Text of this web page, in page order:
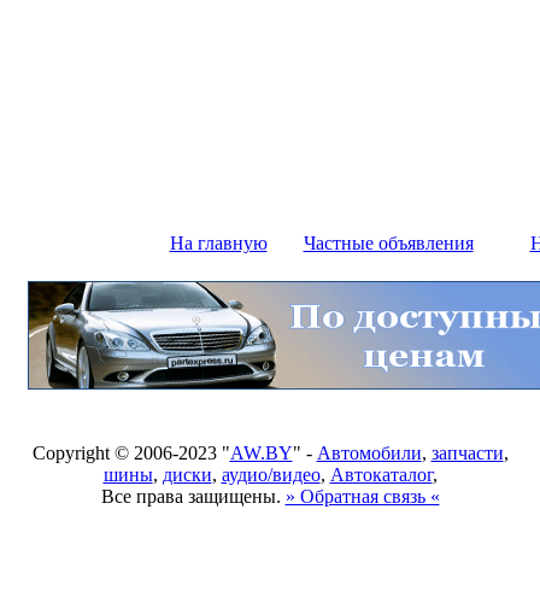
На главную Частные объявления
Copyright © 2006-2023 "AW.BY" - Автомобили, запчасти,
шины, диски, аудио/видео, Автокаталог,
Все права защищены. » Обратная связь «